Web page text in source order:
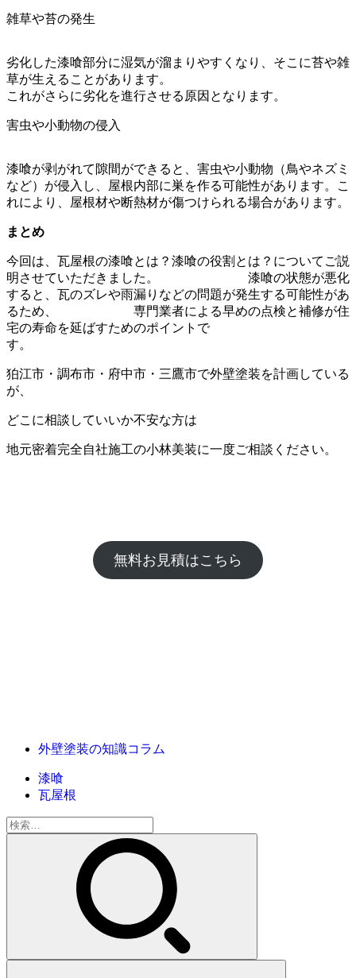
雑草や苔の発生
劣化した漆喰部分に湿気が溜まりやすくなり、そこに苔や雑
草が生えることがあります。
これがさらに劣化を進行させる原因となります。
害虫や小動物の侵入
漆喰が剥がれて隙間ができると、害虫や小動物（鳥やネズミ
など）が侵入し、屋根内部に巣を作る可能性があります。こ
れにより、屋根材や断熱材が傷つけられる場合があります。
まとめ
今回は、 瓦屋根の漆喰とは？漆喰の役割とは？ についてご説
明させていただきました。 漆喰の状態が悪化
すると、瓦のズレや雨漏りなどの問題が発生する可能性があ
るため、 専門業者による早めの点検と補修が住
宅の寿命を延ばすためのポイントで
す
狛江市・調布市・府中市・三鷹市で外壁塗装を計画している
が、
どこに相談していいか不安な方は
地元密着完全自社施工の小林美装に一度ご相談ください。
無料お見積はこちら
外壁塗装の知識コラム
漆喰
瓦屋根
検
索: